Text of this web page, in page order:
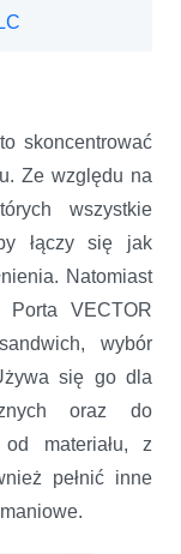
skoncentrować
Ze względu na
wszystkie
łączy się jak
Natomiast
Porta VECTOR
wybór
się go dla
oraz do
materiału, z
pełnić inne